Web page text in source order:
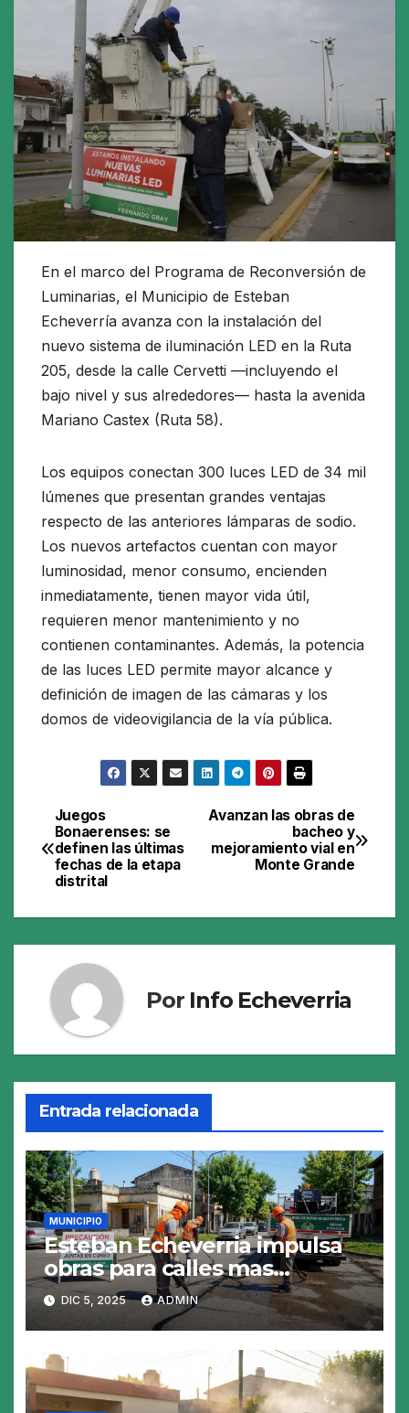
En el marco del Programa de Reconversión de
Luminarias, el Municipio de Esteban
Echeverría avanza con la instalación del
nuevo sistema de iluminación LED en la Ruta
205, desde la calle Cervetti —incluyendo el
bajo nivel y sus alrededores— hasta la avenida
Mariano Castex (Ruta 58).
Los equipos conectan 300 luces LED de 34 mil
lúmenes que presentan grandes ventajas
respecto de las anteriores lámparas de sodio.
Los nuevos artefactos cuentan con mayor
luminosidad, menor consumo, encienden
inmediatamente, tienen mayor vida útil,
requieren menor mantenimiento y no
contienen contaminantes. Además, la potencia
de las luces LED permite mayor alcance y
definición de imagen de las cámaras y los
domos de videovigilancia de la vía pública.
Navegación
de
Avanzan las obras de
bacheo y
mejoramiento vial en
Monte Grande
Juegos
Bonaerenses: se
definen las últimas
fechas de la etapa
distrital
Por Info Echeverria
Entrada relacionada
MUNICIPIO
Esteban Echeverria impulsa
obras para calles mas
resistentes y seguras
DIC 5, 2025 ADMIN